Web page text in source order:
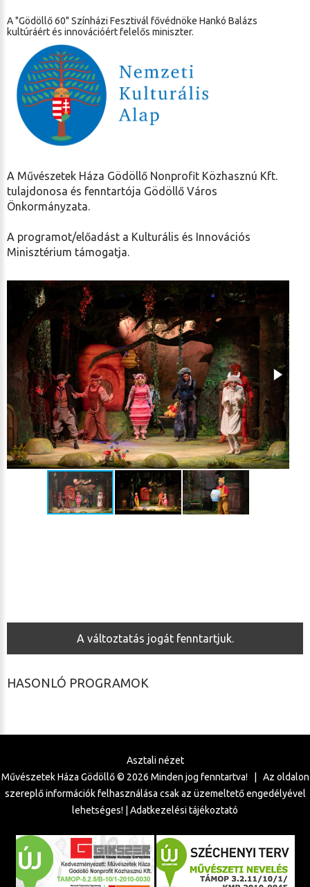
A "Gödöllő 60" Színházi Fesztivál fővédnöke Hankó Balázs
kultúráért és innovációért felelős miniszter.
A Művészetek Háza Gödöllő Nonprofit Közhasznú Kft.
tulajdonosa és fenntartója Gödöllő Város
Önkormányzata.
A programot/előadást a Kulturális és Innovációs
Minisztérium támogatja.
A változtatás jogát fenntartjuk.
HASONLÓ PROGRAMOK
Asztali nézet
Művészetek Háza Gödöllő © 2026 Minden jog fenntartva! | Az oldalon
szereplő információk felhasználása csak az üzemeltető engedélyével
lehetséges! | Adatkezelési tájékoztató